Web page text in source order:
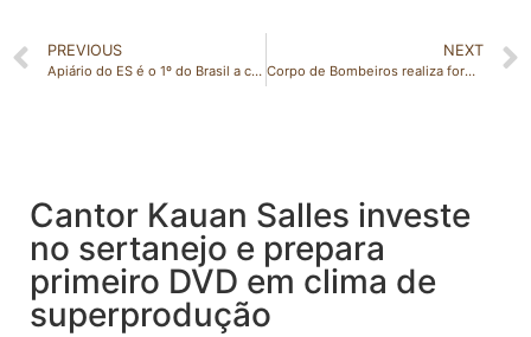
PREVIOUS
Apiário do ES é o 1º do Brasil a conquistar o Selo Arte para pólen apícola e própolis
NEXT
Corpo de Bombeiros realiza formatura da Brigada 21
Cantor Kauan Salles investe
no sertanejo e prepara
primeiro DVD em clima de
superprodução